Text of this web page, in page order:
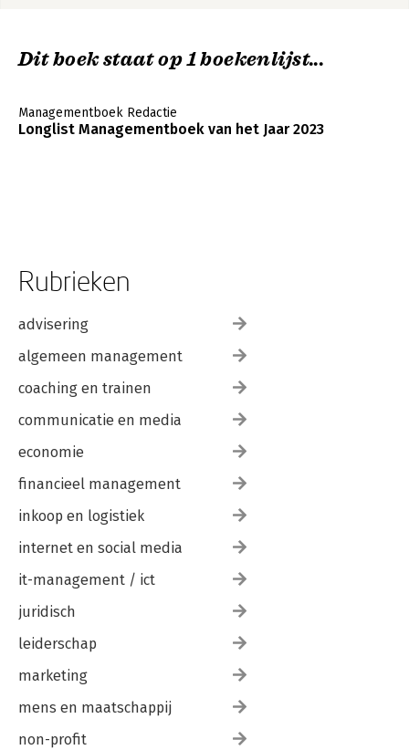
Dit boek staat op 1 boekenlijst...
Managementboek Redactie
Longlist Managementboek van het Jaar 2023
Rubrieken
advisering
algemeen management
coaching en trainen
communicatie en media
economie
financieel management
inkoop en logistiek
internet en social media
it-management / ict
juridisch
leiderschap
marketing
mens en maatschappij
non-profit